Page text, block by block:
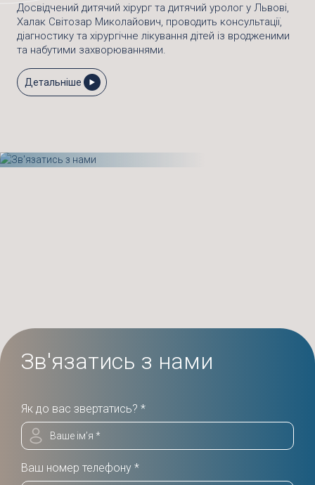
Досвідчений дитячий хірург та дитячий уролог у Львові,
Халак Світозар Миколайович, проводить консультації,
діагностику та хірургічне лікування дітей із вродженими
та набутими захворюваннями.
Детальніше
Зв'язатись з нами
Як до вас звертатись? *
Ваш номер телефону *